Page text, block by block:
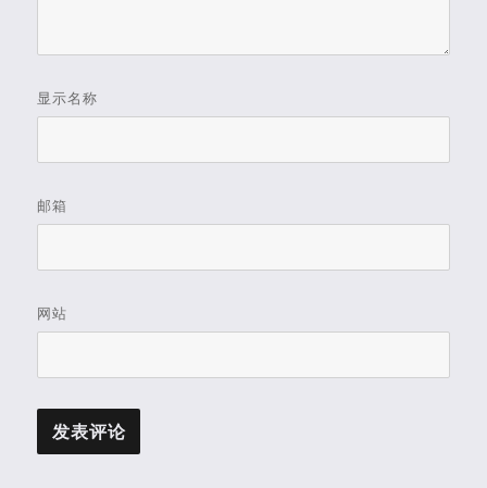
显示名称
邮箱
网站